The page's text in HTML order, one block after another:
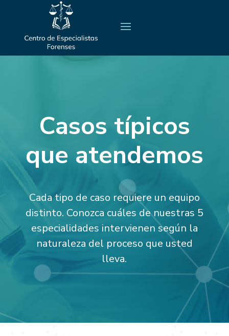
Casos típicos
que atendemos
Cada tipo de caso requiere un equipo
distinto. Conozca cuáles de nuestras 5
especialidades intervienen según la
naturaleza del proceso que usted
lleva.